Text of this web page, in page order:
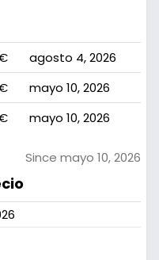
agosto 4, 2026
mayo 10, 2026
mayo 10, 2026
Since mayo 10, 2026